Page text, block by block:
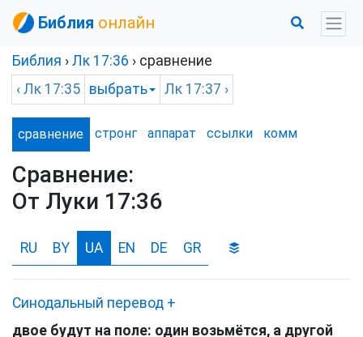
Библия онлайн
Библия › Лк 17:36 › сравнение
‹ Лк 17:35 выбрать Лк 17:37 ›
сравнение стронг аппарат ссылки комм
Сравнение:
От Луки 17:36
RU BY UA EN DE GR
Синодальный перевод +
двое будут на поле: один возьмётся, а другой